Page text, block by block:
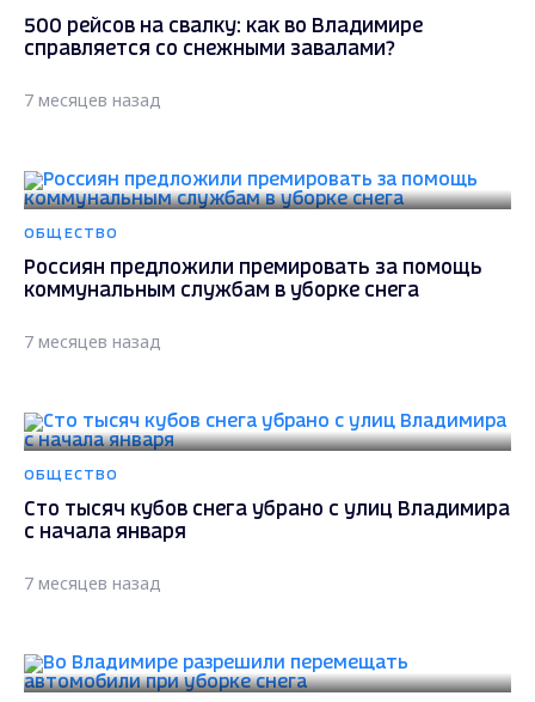
500 рейсов на свалку: как во Владимире
справляется со снежными завалами?
7 месяцев назад
ОБЩЕСТВО
Россиян предложили премировать за помощь
коммунальным службам в уборке снега
7 месяцев назад
ОБЩЕСТВО
Сто тысяч кубов снега убрано с улиц Владимира
с начала января
7 месяцев назад